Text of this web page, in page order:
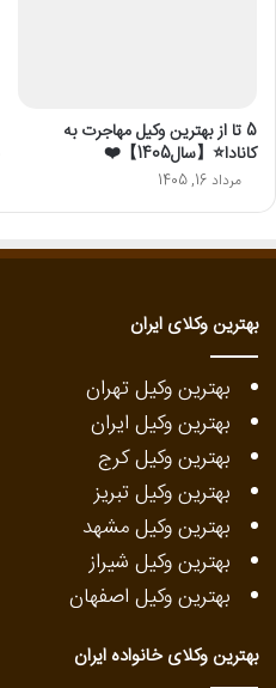
5 تا از بهترین وکیل مهاجرت به
کانادا⭐【سال1405】❤️
مرداد 16, 1405
بهترین وکلای ایران
بهترین وکیل تهران
بهترین وکیل ایران
بهترین وکیل کرج
بهترین وکیل تبریز
بهترین وکیل مشهد
بهترین وکیل شیراز
بهترین وکیل اصفهان
بهترین وکلای خانواده ایران